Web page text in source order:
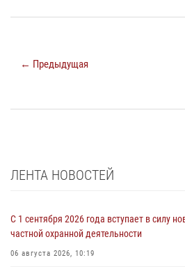
← Предыдущая
ЛЕНТА НОВОСТЕЙ
С 1 сентября 2026 года вступает в силу
частной охранной деятельности
06 августа 2026, 10:19